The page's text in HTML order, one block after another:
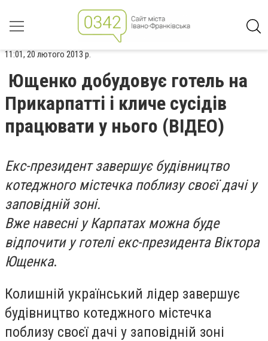
11:01, 20 лютого 2013 р.
Ющенко добудовує готель на
Прикарпатті і кличе сусідів
працювати у нього (ВІДЕО)
Екс-президент завершує будівництво
котеджного містечка поблизу своєї дачі у
заповідній зоні.
Вже навесні у Карпатах можна буде
відпочити у готелі екс-президента Віктора
Ющенка.
Колишній український лідер завершує
будівництво котеджного містечка
поблизу своєї дачі у заповідній зоні